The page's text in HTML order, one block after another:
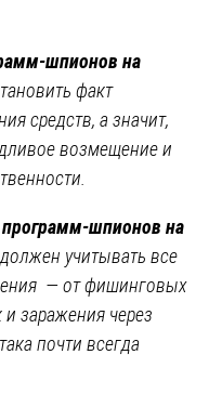
шпионов на
факт
средств, а значит,
возмещение и
шпионов на
учитывать все
— от фишинговых
заражения через
почти всегда